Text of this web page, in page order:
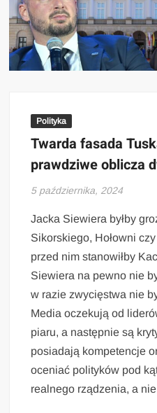
Polityka
Twarda fasada
prawdziwe oblicza
5 października, 2024
Jacka Siewiera byłby
Sikorskiego, Hołowni
przed nim stanowiłby
Siewiera na pewno nie
w razie zwycięstwa nie
Media oczekują od
piaru, a następnie są
posiadają kompetencje
oceniać polityków pod
realnego rządzenia, a